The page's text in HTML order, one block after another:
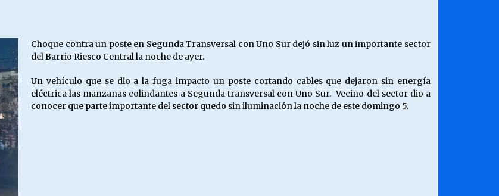
28/05/2026 16/05/2026
Choque contra un poste en Segunda Transversal con Uno Sur dejó sin luz un importante sector
del Barrio Riesco Central la noche de ayer.
Un vehículo que se dio a la fuga impacto un poste cortando cables que dejaron sin energía
eléctrica las manzanas colindantes a Segunda transversal con Uno Sur. Vecino del sector dio a
conocer que parte importante del sector quedo sin iluminación la noche de este domingo 5.